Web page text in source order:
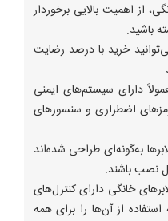
از اهمیت بالایی برخوردار
باشید.
خرید با درصد رضایت
دارای سیستم‌های ایمنی
اضطراری و سنسورهای
به‌گونه‌ای طراحی شده‌اند
نصب باشند.
خانگی دارای کنترل‌های
از آن‌ها را برای همه